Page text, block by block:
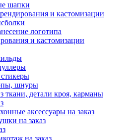
шапки
и кастомизации
логотипа
и кастомизации
шнуры
ткани, детали кроя, карманы
аксессуары на заказ
на заказ
на заказ